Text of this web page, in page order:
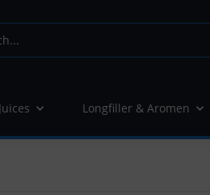
Longfiller & Aromen